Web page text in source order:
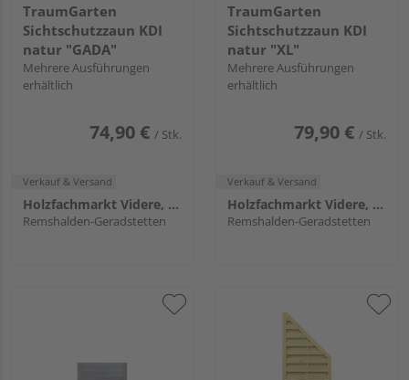
TraumGarten
Sichtschutzzaun KDI
natur "GADA"
Mehrere Ausführungen
erhältlich
74,90 € / Stk.
Verkauf & Versand
Holzfachmarkt Videre, Remshalden
Remshalden-Geradstetten
TraumGarten
Sichtschutzzaun KDI
natur "XL"
Mehrere Ausführungen
erhältlich
79,90 € / Stk.
Verkauf & Versand
Holzfachmarkt Videre, Remshalden
Remshalden-Geradstetten